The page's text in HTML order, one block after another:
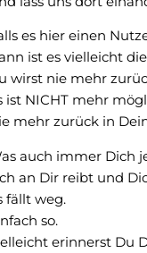
es hier einen
ist es vielleicht
wirst nie mehr
ist NICHT mehr
mehr zurück in
auch immer Dich
an Dir reibt und
fällt weg.
so.
erinnerst Du